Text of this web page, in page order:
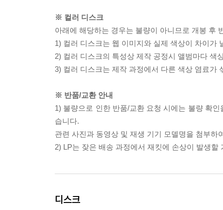
※ 컬러 디스크
아래에 해당하는 경우는 불량이 아니므로 개봉 후
1) 컬러 디스크는 웹 이미지와 실제 색상이 차이가
2) 컬러 디스크의 특성상 제작 공정시 앨범마다 색
3) 컬러 디스크는 제작 과정에서 다른 색상 염료가
※ 반품/교환 안내
1) 불량으로 인한 반품/교환 요청 시에는 불량 확
습니다.
관련 사진과 동영상 및 재생 기기 모델명을 첨부하
2) LP는 잦은 배송 과정에서 재킷에 손상이 발생
디스크